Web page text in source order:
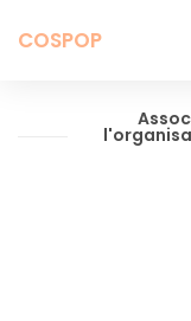
COSPOP